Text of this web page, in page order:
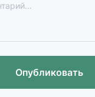
Опубликовать